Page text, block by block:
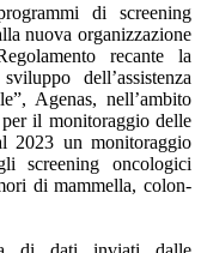
di screening
nuova organizzazione
recante la
dell’assistenza
Agenas, nell’ambito
il monitoraggio delle
2023 un monitoraggio
screening oncologici
di mammella, colon-